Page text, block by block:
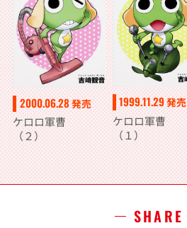
2000.06.28発売
ケロロ軍曹
（２）
1999.11.29発売
ケロロ軍曹
（１）
SHARE